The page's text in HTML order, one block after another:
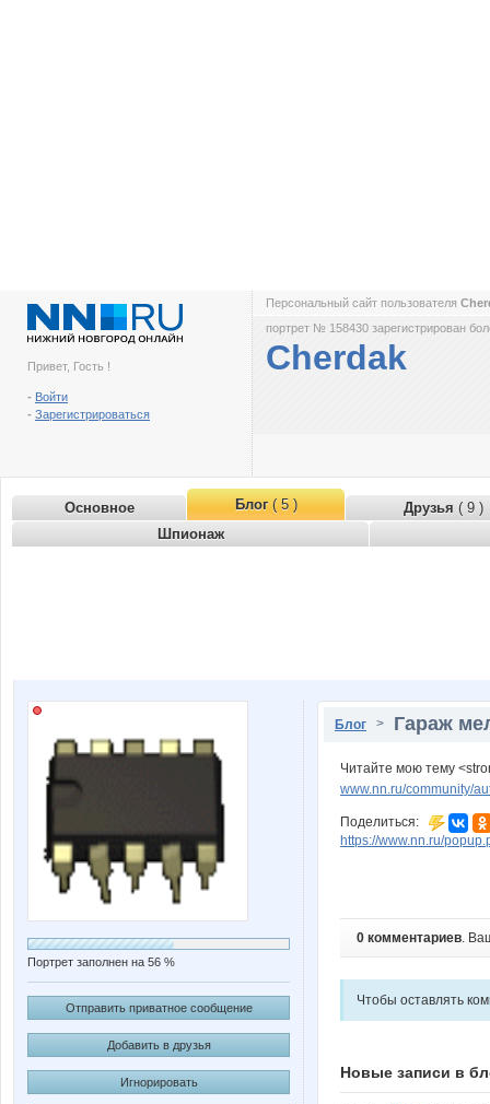
Привет, Гость !
- Войти
- Зарегистрироваться
Персональный сайт пользователя
портрет № 158430 зарегистрирован
Cherdak
Основное Блог( 5 ) Друзья ( 9 )
Шпионаж
Портрет заполнен на 56 %
Отправить приватное сообщение
Добавить в друзья
Игнорировать
Блог > Гараж
Читайте мою тему
www.nn.ru/community/
Поделиться:
https://www.nn.ru/
0 комментариев.
Чтобы оставлять
Новые записи в